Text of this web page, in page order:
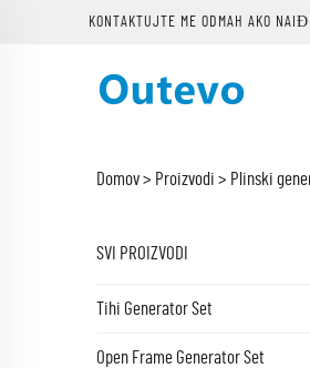
KONTAKTUJTE ME ODMAH AKO
Domov > Proizvodi > Plinski
SVI PROIZVODI
Tihi Generator Set
Open Frame Generator Set